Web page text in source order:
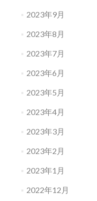
2023年9月
2023年8月
2023年7月
2023年6月
2023年5月
2023年4月
2023年3月
2023年2月
2023年1月
2022年12月